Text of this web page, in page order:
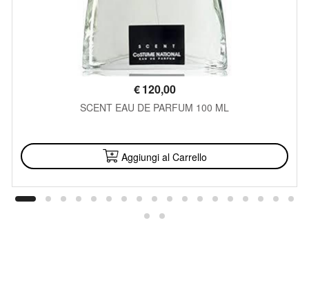
€120,00
SCENT EAU DE PARFUM 100 ML
Aggiungi al Carrello